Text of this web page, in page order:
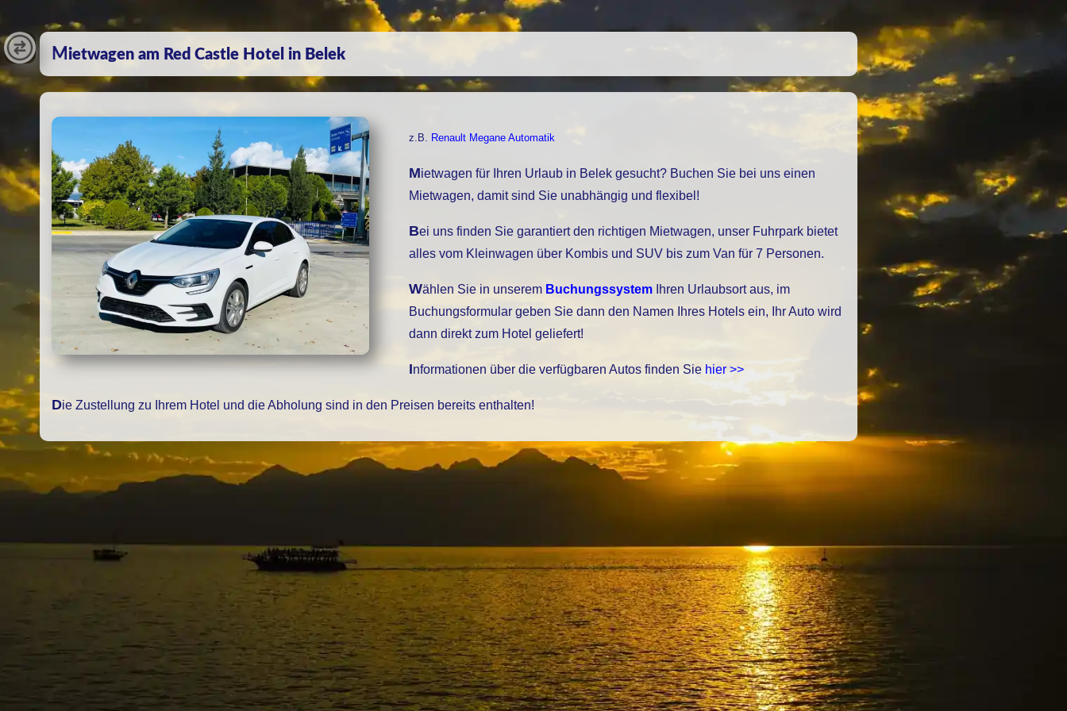
Mietwagen am Red Castle Hotel in Belek
z.B. Renault Megane Automatik
Mietwagen für Ihren Urlaub in Belek gesucht? Buchen Sie bei uns einen
Mietwagen, damit sind Sie unabhängig und flexibel!
Bei uns finden Sie garantiert den richtigen Mietwagen, unser Fuhrpark bietet
alles vom Kleinwagen über Kombis und SUV bis zum Van für 7 Personen.
Wählen Sie in unserem Buchungssystem Ihren Urlaubsort aus, im
Buchungsformular geben Sie dann den Namen Ihres Hotels ein, Ihr Auto wird
dann direkt zum Hotel geliefert!
Informationen über die verfügbaren Autos finden Sie hier >>
Die Zustellung zu Ihrem Hotel und die Abholung sind in den Preisen bereits enthalten!